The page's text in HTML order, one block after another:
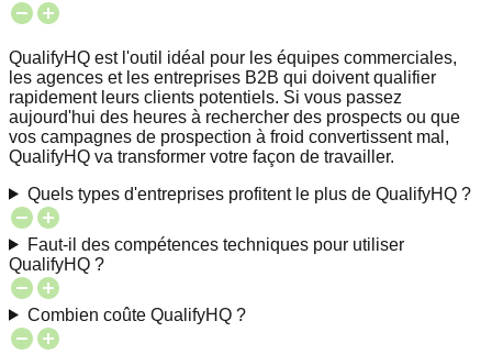
QualifyHQ est l'outil idéal pour les équipes commerciales,
les agences et les entreprises B2B qui doivent qualifier
rapidement leurs clients potentiels. Si vous passez
aujourd'hui des heures à rechercher des prospects ou que
vos campagnes de prospection à froid convertissent mal,
QualifyHQ va transformer votre façon de travailler.
Quels types d'entreprises profitent le plus de QualifyHQ ?
Faut-il des compétences techniques pour utiliser
QualifyHQ ?
Combien coûte QualifyHQ ?